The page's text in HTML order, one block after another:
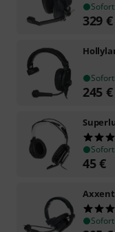
329 €
245 €
45€
Axxent